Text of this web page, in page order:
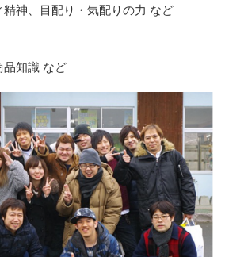
精神、目配り・気配りの力 など
品知識 など